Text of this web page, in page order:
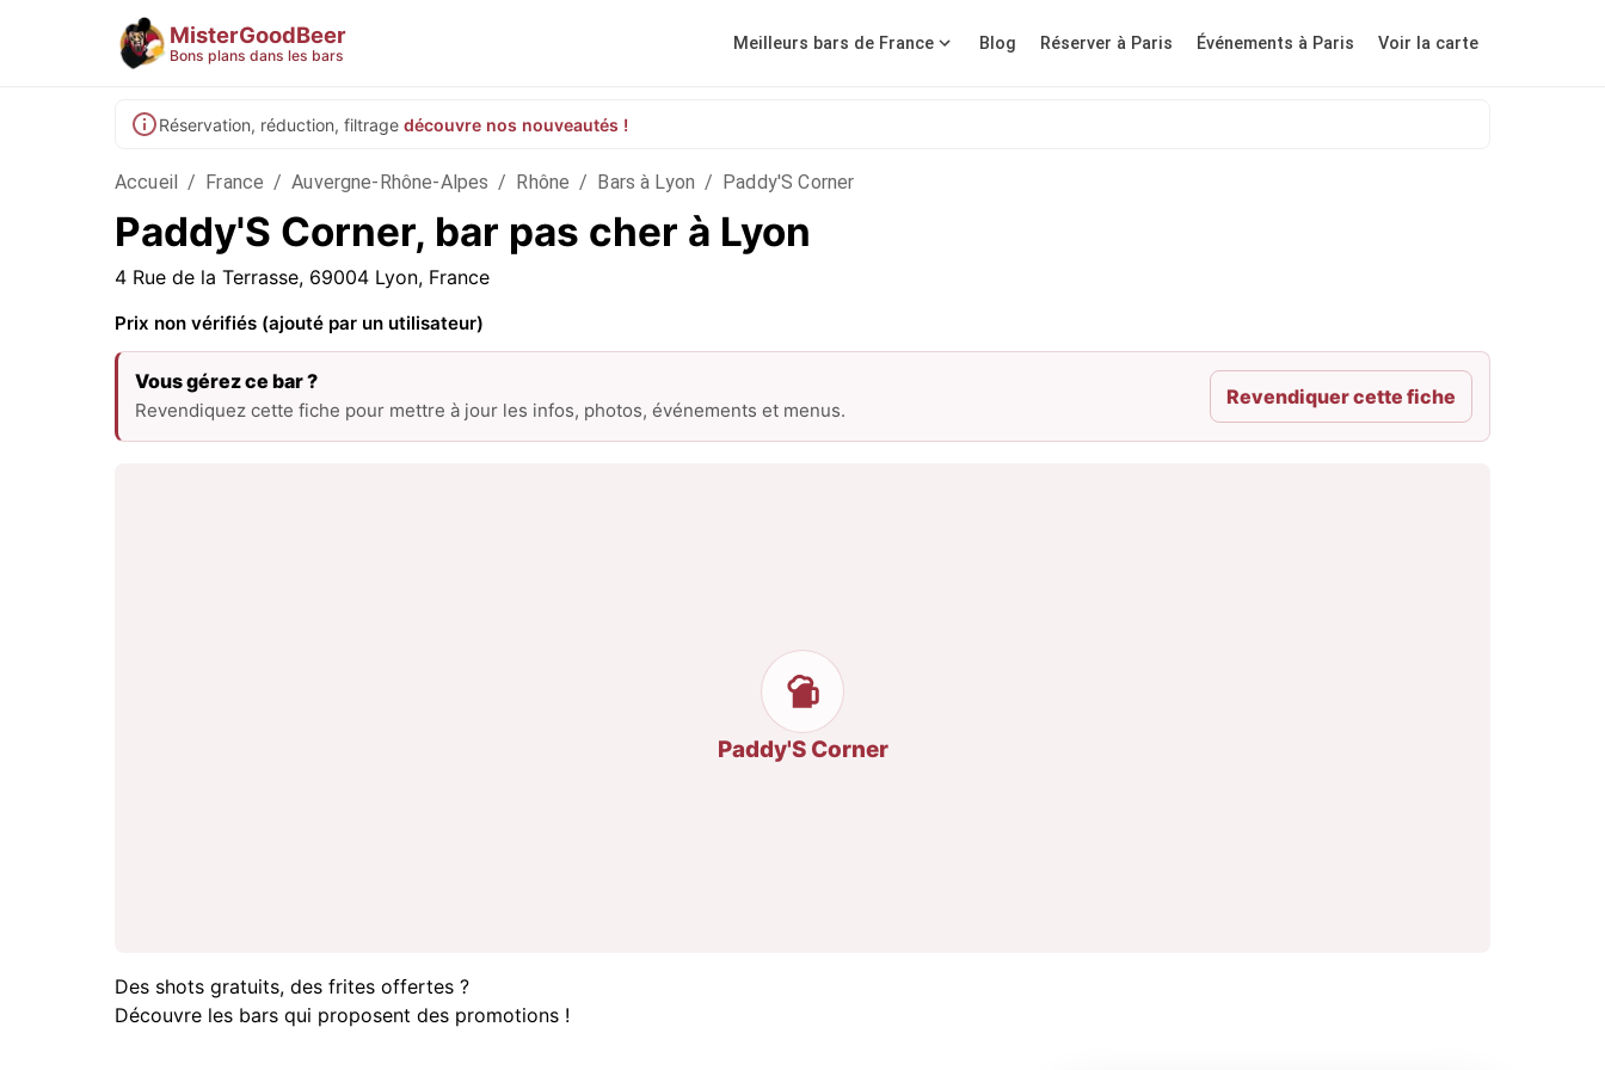
MisterGoodBeer
Bons plans dans les bars
Meilleurs bars de France Blog Réserver à Paris Événements à Paris Voir la carte
Réservation, réduction, filtrage découvre nos nouveautés !
Accueil / France / Auvergne-Rhône-Alpes / Rhône / Bars à Lyon / Paddy'S Corner
Paddy'S Corner, bar pas cher à Lyon
4 Rue de la Terrasse, 69004 Lyon, France
Prix non vérifiés (ajouté par un utilisateur)
Vous gérez ce bar ?
Revendiquez cette fiche pour mettre à jour les infos, photos, événements et menus.
Revendiquer cette fiche
Paddy'S Corner
Des shots gratuits, des frites offertes ?
Découvre les bars qui proposent des promotions !